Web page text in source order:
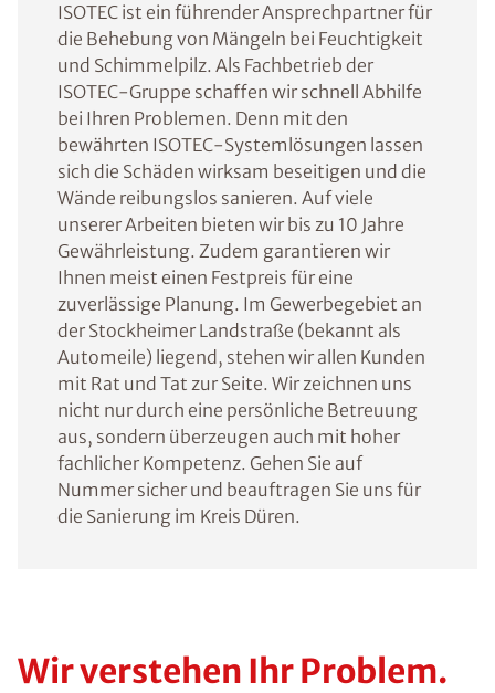
ISOTEC ist ein führender Ansprechpartner für
die Behebung von Mängeln bei Feuchtigkeit
und Schimmelpilz. Als Fachbetrieb der
ISOTEC-Gruppe schaffen wir schnell Abhilfe
bei Ihren Problemen. Denn mit den
bewährten ISOTEC-Systemlösungen lassen
sich die Schäden wirksam beseitigen und die
Wände reibungslos sanieren. Auf viele
unserer Arbeiten bieten wir bis zu 10 Jahre
Gewährleistung. Zudem garantieren wir
Ihnen meist einen Festpreis für eine
zuverlässige Planung. Im Gewerbegebiet an
der Stockheimer Landstraße (bekannt als
Automeile) liegend, stehen wir allen Kunden
mit Rat und Tat zur Seite. Wir zeichnen uns
nicht nur durch eine persönliche Betreuung
aus, sondern überzeugen auch mit hoher
fachlicher Kompetenz. Gehen Sie auf
Nummer sicher und beauftragen Sie uns für
die Sanierung im Kreis Düren.
Wir verstehen Ihr Problem.